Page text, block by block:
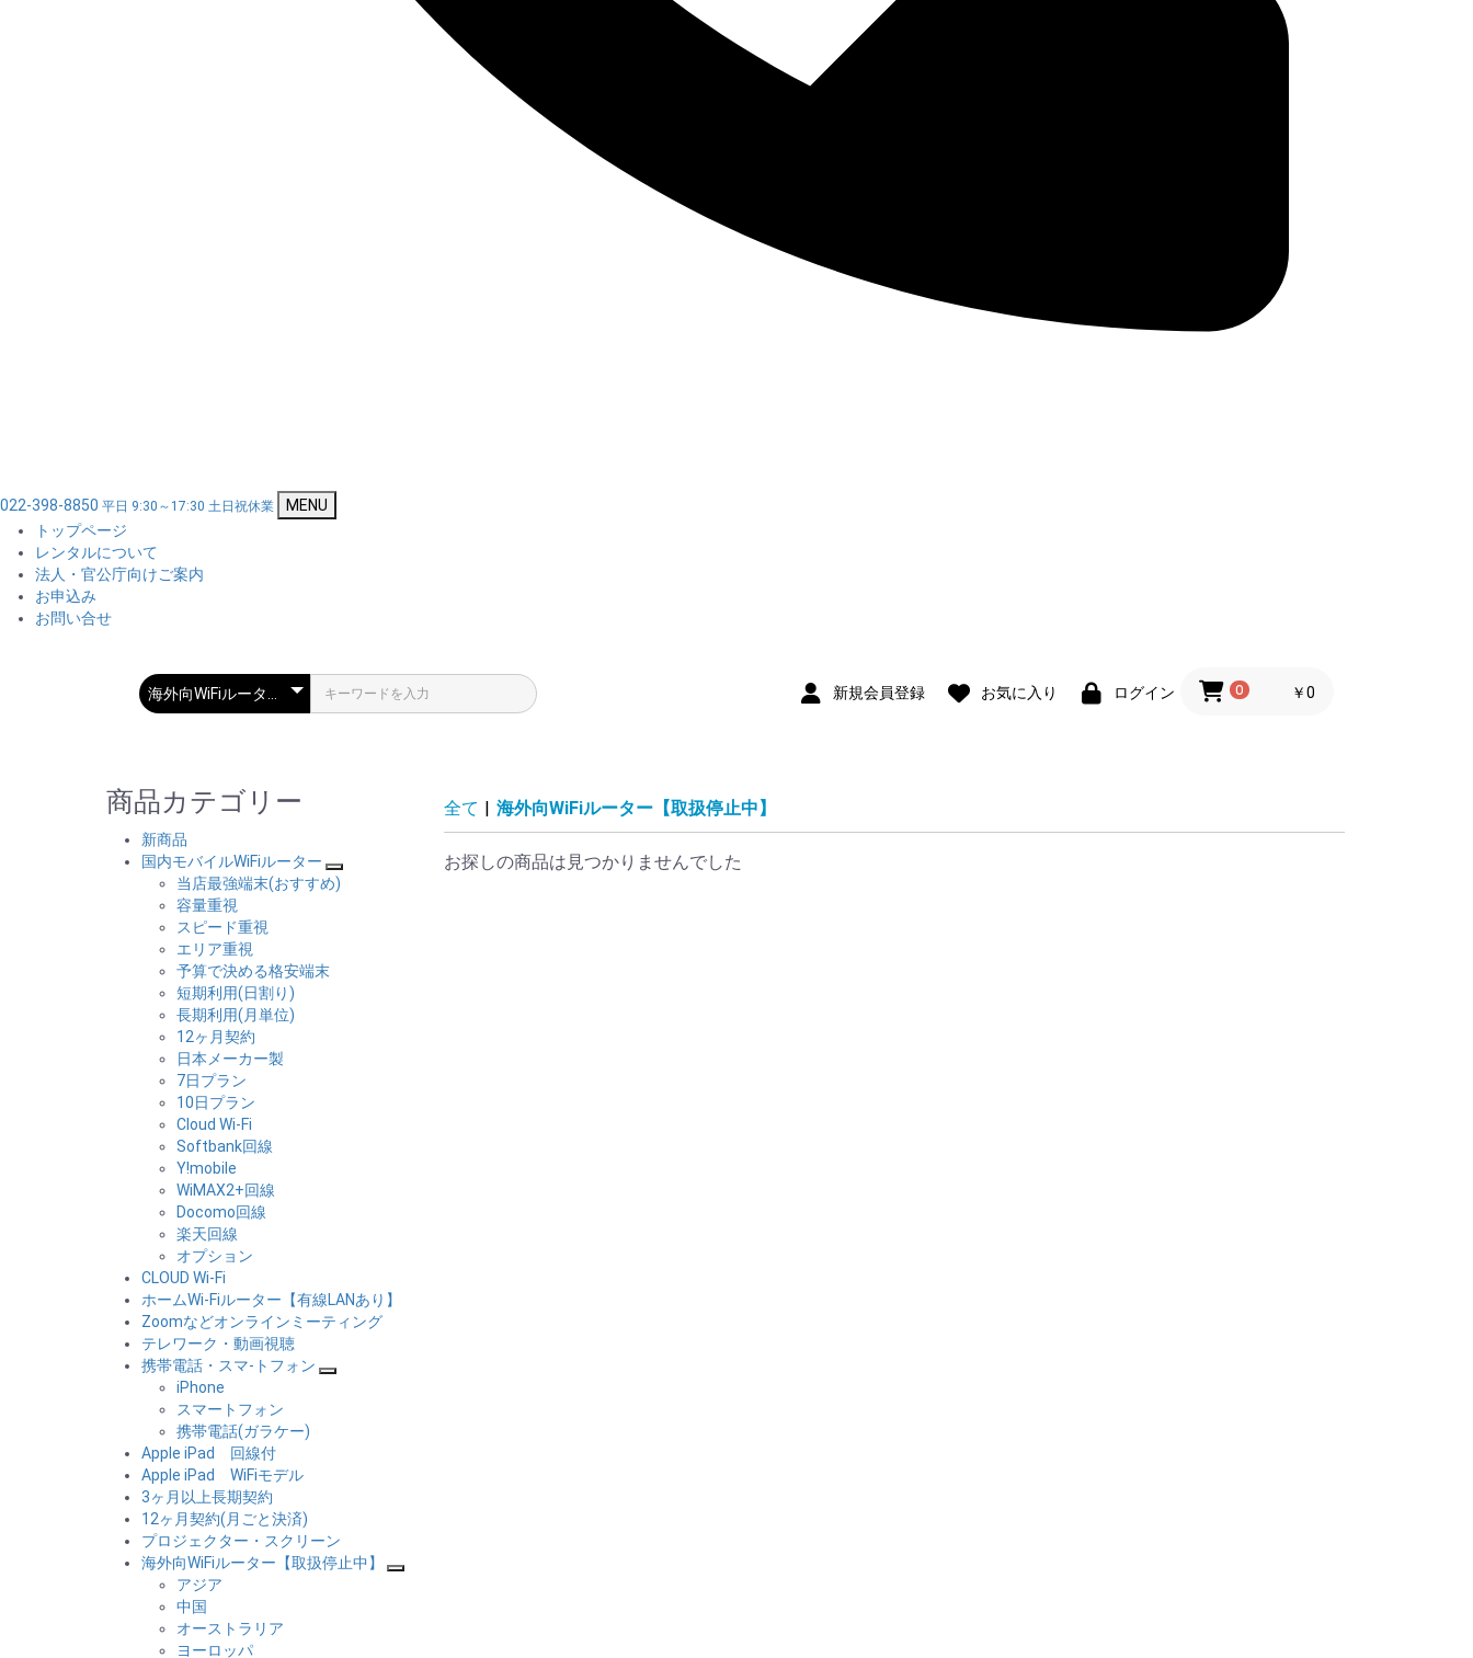
022-398-8850 平日 9:30～17:30 土日祝休業
MENU
トップページ
レンタルについて
法人・官公庁向けご案内
お申込み
お問い合せ
新規会員登録 お気に入り ログイン 0 ￥0
商品カテゴリー
新商品
国内モバイルWiFiルーター
当店最強端末(おすすめ)
容量重視
スピード重視
エリア重視
予算で決める格安端末
短期利用(日割り)
長期利用(月単位)
12ヶ月契約
日本メーカー製
7日プラン
10日プラン
Cloud Wi-Fi
Softbank回線
Y!mobile
WiMAX2+回線
Docomo回線
楽天回線
オプション
CLOUD Wi-Fi
ホームWi-Fiルーター【有線LANあり】
Zoomなどオンラインミーティング
テレワーク・動画視聴
携帯電話・スマ-トフォン
iPhone
スマートフォン
携帯電話(ガラケー)
Apple iPad 回線付
Apple iPad WiFiモデル
3ヶ月以上長期契約
12ヶ月契約(月ごと決済)
プロジェクター・スクリーン
海外向WiFiルーター【取扱停止中】
アジア
中国
オーストラリア
ヨーロッパ
全て | 海外向WiFiルーター【取扱停止中】
お探しの商品は見つかりませんでした